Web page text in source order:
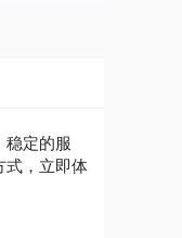
稳定的服
式，立即体